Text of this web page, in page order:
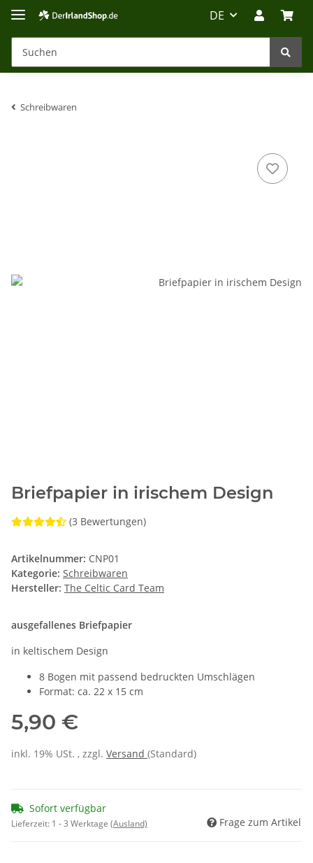
DE
Schreibwaren
Briefpapier in irischem Design
(3 Bewertungen)
Artikelnummer: CNP01
Kategorie: Schreibwaren
Hersteller: The Celtic Card Team
ausgefallenes Briefpapier
in keltischem Design
8 Bogen mit passend bedruckten Umschlägen
Format: ca. 22 x 15 cm
5,90 €
inkl. 19% USt. , zzgl. Versand (Standard)
Sofort verfügbar
Lieferzeit: 1 - 3 Werktage (Ausland) Frage zum Artikel